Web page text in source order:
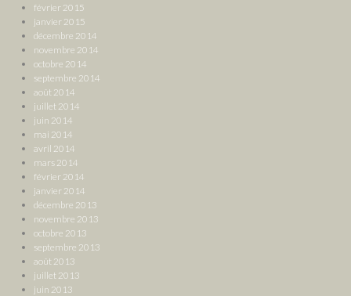
février 2015
janvier 2015
décembre 2014
novembre 2014
octobre 2014
septembre 2014
août 2014
juillet 2014
juin 2014
mai 2014
avril 2014
mars 2014
février 2014
janvier 2014
décembre 2013
novembre 2013
octobre 2013
septembre 2013
août 2013
juillet 2013
juin 2013